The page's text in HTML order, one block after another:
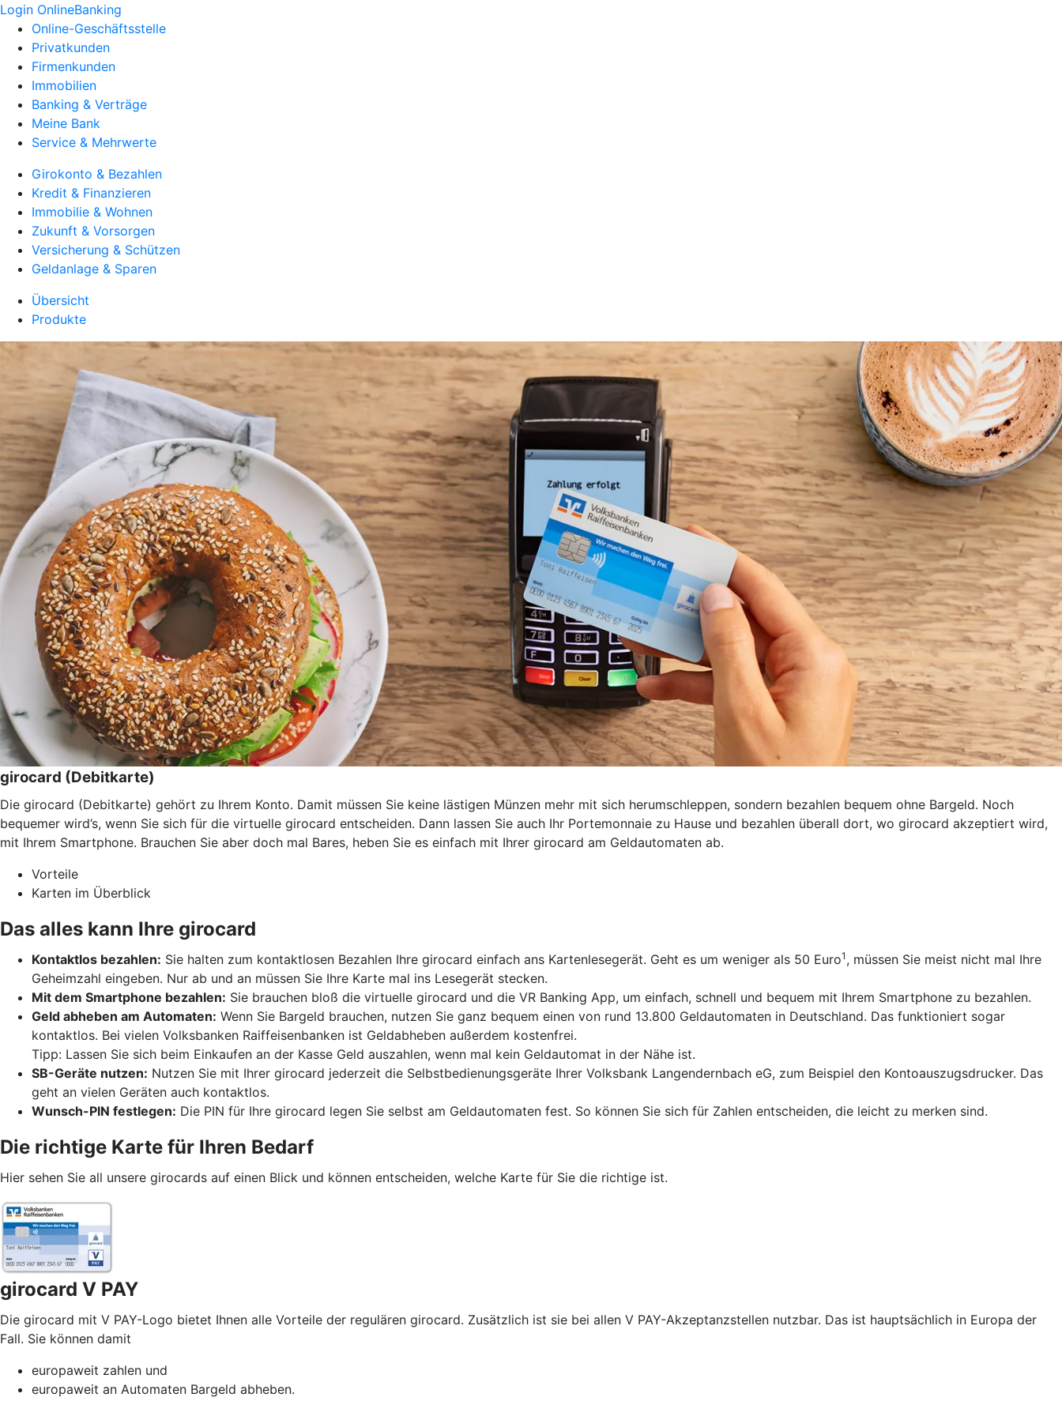
Login OnlineBanking
Online-Geschäftsstelle
Privatkunden
Firmenkunden
Immobilien
Banking & Verträge
Meine Bank
Service & Mehrwerte
Girokonto & Bezahlen
Kredit & Finanzieren
Immobilie & Wohnen
Zukunft & Vorsorgen
Versicherung & Schützen
Geldanlage & Sparen
Übersicht
Produkte
girocard (Debitkarte)
Die girocard (Debitkarte) gehört zu Ihrem Konto. Damit müssen Sie keine lästigen Münzen mehr mit sich herumschleppen, sondern bezahlen bequem ohne Bargeld. Noch
bequemer wird’s, wenn Sie sich für die virtuelle girocard entscheiden. Dann lassen Sie auch Ihr Portemonnaie zu Hause und bezahlen überall dort, wo girocard akzeptiert wird,
mit Ihrem Smartphone. Brauchen Sie aber doch mal Bares, heben Sie es einfach mit Ihrer girocard am Geldautomaten ab.
Vorteile
Karten im Überblick
Das alles kann Ihre girocard
Kontaktlos bezahlen: Sie halten zum kontaktlosen Bezahlen Ihre girocard einfach ans Kartenlesegerät. Geht es um weniger als 50 Euro1 , müssen Sie meist nicht mal Ihre
Geheimzahl eingeben. Nur ab und an müssen Sie Ihre Karte mal ins Lesegerät stecken.
Mit dem Smartphone bezahlen: Sie brauchen bloß die virtuelle girocard und die VR Banking App, um einfach, schnell und bequem mit Ihrem Smartphone zu bezahlen.
Geld abheben am Automaten: Wenn Sie Bargeld brauchen, nutzen Sie ganz bequem einen von rund 13.800 Geldautomaten in Deutschland. Das funktioniert sogar
kontaktlos. Bei vielen Volksbanken Raiffeisenbanken ist Geldabheben außerdem kostenfrei.
Tipp: Lassen Sie sich beim Einkaufen an der Kasse Geld auszahlen, wenn mal kein Geldautomat in der Nähe ist.
SB-Geräte nutzen: Nutzen Sie mit Ihrer girocard jederzeit die Selbstbedienungsgeräte Ihrer Volksbank Langendernbach eG, zum Beispiel den Kontoauszugsdrucker. Das
geht an vielen Geräten auch kontaktlos.
Wunsch-PIN festlegen: Die PIN für Ihre girocard legen Sie selbst am Geldautomaten fest. So können Sie sich für Zahlen entscheiden, die leicht zu merken sind.
Die richtige Karte für Ihren Bedarf
Hier sehen Sie all unsere girocards auf einen Blick und können entscheiden, welche Karte für Sie die richtige ist.
girocard V PAY
Die girocard mit V PAY-Logo bietet Ihnen alle Vorteile der regulären girocard. Zusätzlich ist sie bei allen V PAY-Akzeptanzstellen nutzbar. Das ist hauptsächlich in Europa der
Fall. Sie können damit
europaweit zahlen und
europaweit an Automaten Bargeld abheben.